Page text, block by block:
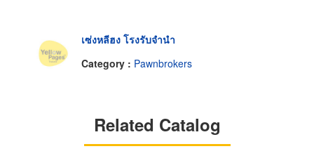
เซ่งหลีฮง โรงรับจำนำ
Category : Pawnbrokers
Related Catalog